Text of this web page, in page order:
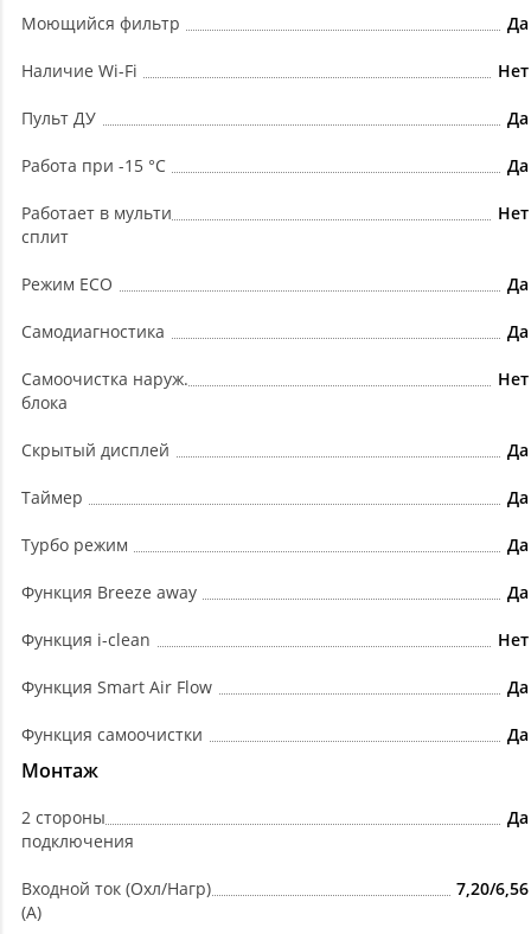
Моющийся фильтр Да
Наличие Wi-Fi Нет
Пульт ДУ Да
Работа при -15 °С Да
Работает в мульти
сплит
Нет
Режим ECO Да
Самодиагностика Да
Самоочистка наруж.
блока
Нет
Скрытый дисплей Да
Таймер Да
Турбо режим Да
Функция Breeze away Да
Функция i-clean Нет
Функция Smart Air Flow Да
Функция самоочистки Да
Монтаж
2 стороны
подключения
Да
Входной ток (Охл/Нагр)
(А)
7,20/6,56